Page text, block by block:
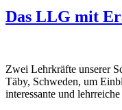
Das LLG mit
Zwei Lehrkräfte unserer
Täby, Schweden, um
interessante und